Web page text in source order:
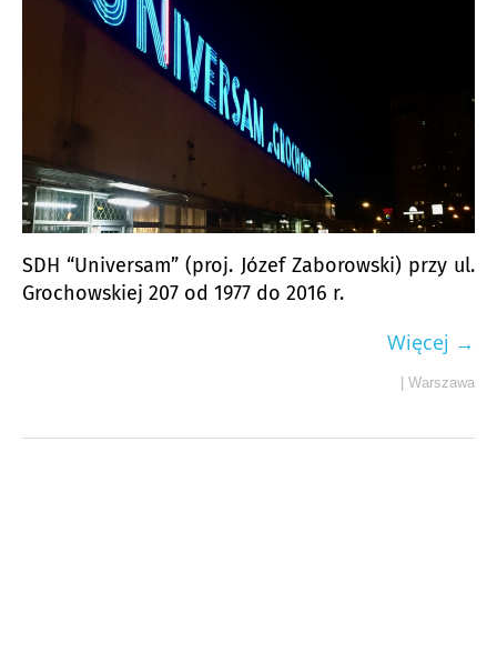
SDH “Universam” (proj. Józef Zaborowski) przy ul.
Grochowskiej 207 od 1977 do 2016 r.
Więcej →
Warszawa